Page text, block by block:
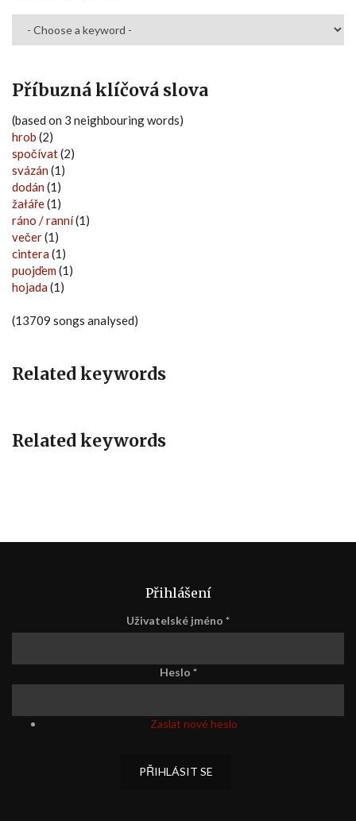
Příbuzná klíčová slova
(based on 3 neighbouring words)
hrob (2)
spočívat(2)
svázán(1)
dodán(1)
žałáře(1)
ráno / ranní(1)
večer(1)
cintera(1)
puojďem(1)
hojada(1)
(13709 songs analysed)
Related keywords
Related keywords
Přihlášení
Uživatelské jméno *
Heslo *
Zaslat nové heslo